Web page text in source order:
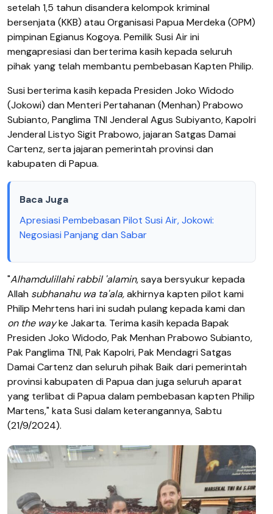
setelah 1,5 tahun disandera kelompok kriminal
bersenjata (KKB) atau Organisasi Papua Merdeka (OPM)
pimpinan Egianus Kogoya. Pemilik Susi Air ini
mengapresiasi dan berterima kasih kepada seluruh
pihak yang telah membantu pembebasan Kapten Philip.
Susi berterima kasih kepada Presiden Joko Widodo
(Jokowi) dan Menteri Pertahanan (Menhan) Prabowo
Subianto, Panglima TNI Jenderal Agus Subiyanto, Kapolri
Jenderal Listyo Sigit Prabowo, jajaran Satgas Damai
Cartenz, serta jajaran pemerintah provinsi dan
kabupaten di Papua.
Baca Juga
Apresiasi Pembebasan Pilot Susi Air, Jokowi:
Negosiasi Panjang dan Sabar
"Alhamdulillahi rabbil 'alamin, saya bersyukur kepada
Allah subhanahu wa ta'ala,akhirnya kapten pilot kami
Philip Mehrtens hari ini sudah pulang kepada kami dan
on the wayke Jakarta. Terima kasih kepada Bapak
Presiden Joko Widodo, Pak Menhan Prabowo Subianto,
Pak Panglima TNI, Pak Kapolri, Pak Mendagri Satgas
Damai Cartenz dan seluruh pihak Baik dari pemerintah
provinsi kabupaten di Papua dan juga seluruh aparat
yang terlibat di Papua dalam pembebasan kapten Philip
Martens," kata Susi dalam keterangannya, Sabtu
(21/9/2024).